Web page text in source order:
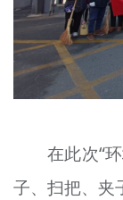
在此次“
子、扫把、夹